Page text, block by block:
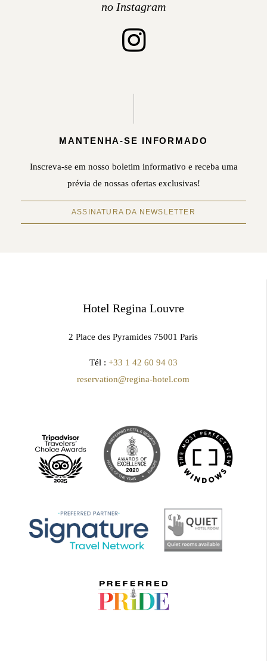
no Instagram
MANTENHA-SE INFORMADO
Inscreva-se em nosso boletim informativo e receba uma
prévia de nossas ofertas exclusivas!
ASSINATURA DA NEWSLETTER
Hotel Regina Louvre
2 Place des Pyramides 75001 Paris
Tél : +33 1 42 60 94 03
reservation@regina-hotel.com